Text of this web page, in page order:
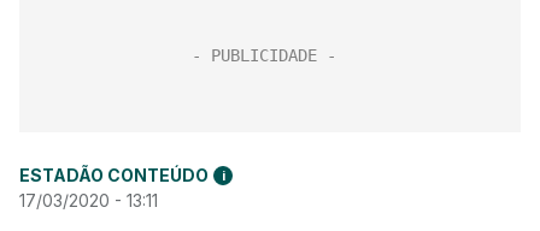
ESTADÃO CONTEÚDO i
17/03/2020 - 13:11